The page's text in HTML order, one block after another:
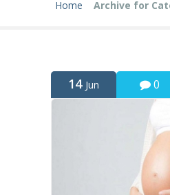
Home Archive for
14 Jun 0